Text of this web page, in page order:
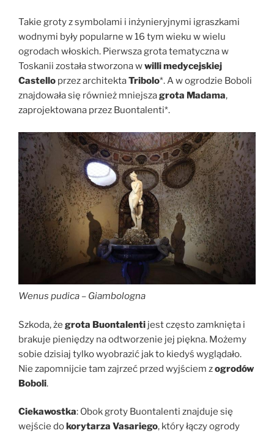
Takie groty z symbolami i inżynieryjnymi igraszkami
wodnymi były popularne w 16 tym wieku w wielu
ogrodach włoskich. Pierwsza grota tematyczna w
Toskanii została stworzona wwilli medycejskiej
Castello przez architektaTribolo*. A w ogrodzie Boboli
znajdowała się również mniejszagrota Madama,
zaprojektowana przez Buontalenti*.
Wenus pudica – Giambologna
Szkoda, że grota Buontalenti jest często zamknięta i
brakuje pieniędzy na odtworzenie jej piękna. Możemy
sobie dzisiaj tylko wyobrazić jak to kiedyś wyglądało.
Nie zapomnijcie tam zajrzeć przed wyjściem zogrodów
Boboli.
Ciekawostka: Obok groty Buontalenti znajduje się
wejście dokorytarza Vasariego, który łączy ogrody